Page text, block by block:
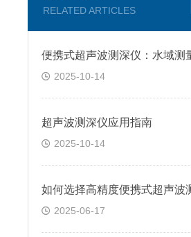
RELATED ARTICLES
便携式超声波测深仪：水域测
2025-10-14
超声波测深仪应用指南
2025-10-14
如何选择高精度便携式超声波
2025-06-17